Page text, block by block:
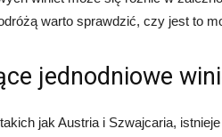
warto sprawdzić, czy jest to
jednodniowe
jak Austria i Szwajcaria,